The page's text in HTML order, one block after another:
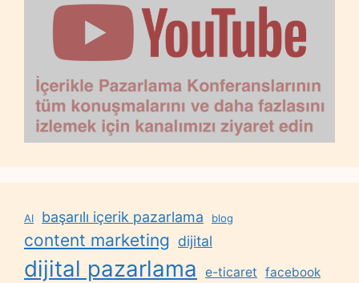
AI başarılı içerik pazarlama blog
content marketing dijital
dijital pazarlama e-ticaret facebook